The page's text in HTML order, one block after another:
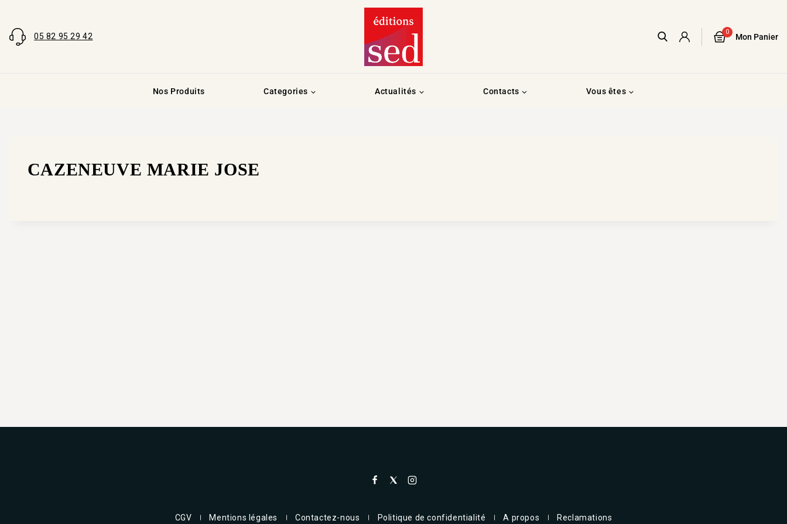
05 82 95 29 42 0
Mon Panier
Nos Produits Categories Actualités Contacts Vous êtes
CAZENEUVE MARIE JOSE
CGV Mentions légales Contactez-nous Politique de confidentialité A propos Reclamations